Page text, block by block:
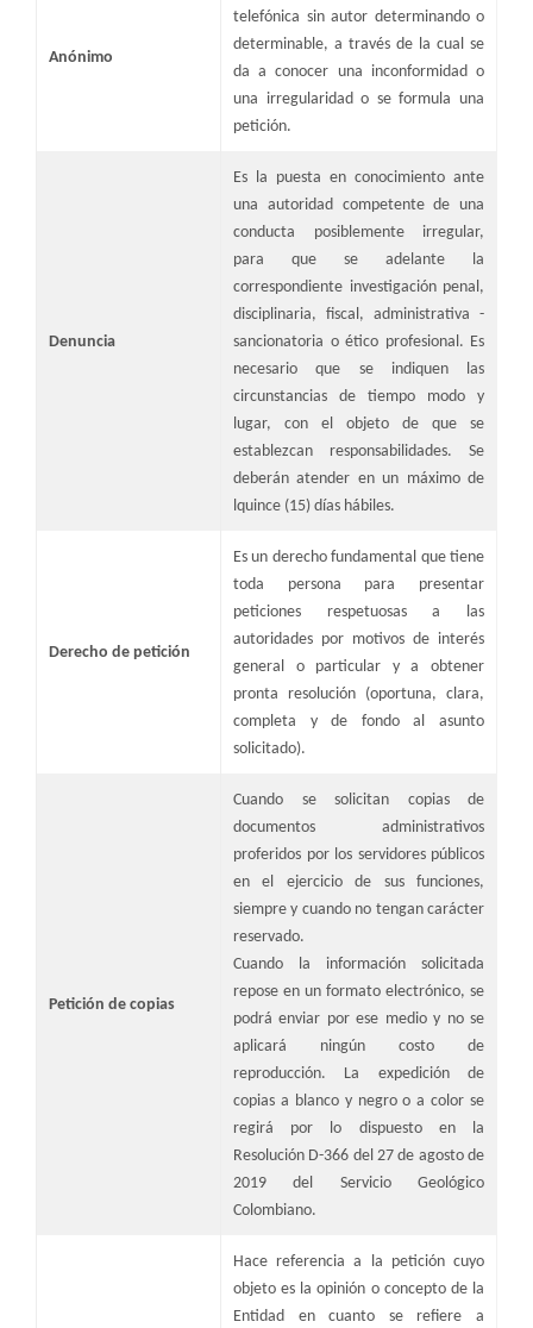
​Anónimo
telefónica sin autor determinando o
determinable, a través de la cual se
da a conocer una inconformidad o
una irregularidad o se formula una
petición.
Denuncia
Es la puesta en conocimiento ante
una autoridad competente de una
conducta posiblemente irregular,
para que se adelante la
correspondiente investigación penal,
disciplinaria, fiscal, administrativa -
sancionatoria o ético profesional. Es
necesario que se indiquen las
circunstancias de tiempo modo y
lugar, con el objeto de que se
establezcan responsabilidades. Se
deberán atender en un máximo de
lquince (15) días hábiles.
Derecho de petición
Es un derecho fundamental que tiene
toda persona para presentar
peticiones respetuosas a las
autoridades por motivos de interés
general o particular y a obtener
pronta resolución (oportuna, clara,
completa y de fondo al asunto
solicitado).
​Petición de copias
Cuando se solicitan copias de
documentos administrativos
proferidos por los servidores públicos
en el ejercicio de sus funciones,
siempre y cuando no tengan carácter
reservado.
Cuando la información solicitada
repose en un formato electrónico, se
podrá enviar por ese medio y no se
aplicará ningún costo de
reproducción. La expedición de
copias a blanco y negro o a color se
regirá por lo dispuesto en la
Resolución D-366 del 27 de agosto de
2019 del Servicio Geológico
Colombiano.
​Hace referencia a la petición cuyo
objeto es la opinión o concepto de la
Entidad en cuanto se refiere a